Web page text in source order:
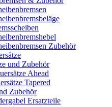
Zubehör
und Zubehör
Ahead
Tapered
Zubehör
Ersatzteile